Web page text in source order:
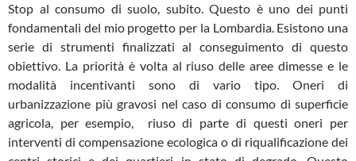
Stop al consumo di suolo, subito. Questo è uno dei punti
fondamentali del mio progetto per la Lombardia. Esistono una
serie di strumenti finalizzati al conseguimento di questo
obiettivo. La priorità è volta al riuso delle aree dimesse e le
modalità incentivanti sono di vario tipo. Oneri di
urbanizzazione più gravosi nel caso di consumo di superficie
agricola, per esempio, riuso di parte di questi oneri per
interventi di compensazione ecologica o di riqualificazione dei